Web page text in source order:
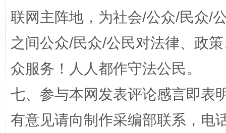
完善运行机制助力责任有效落实
联网主阵地，为社会/公众/民众/
之间公众/民众/公民对法律、政
众服务！人人都作守法公民。
七、参与本网发表评论感言即表
有意见请向制作采编部联系，电